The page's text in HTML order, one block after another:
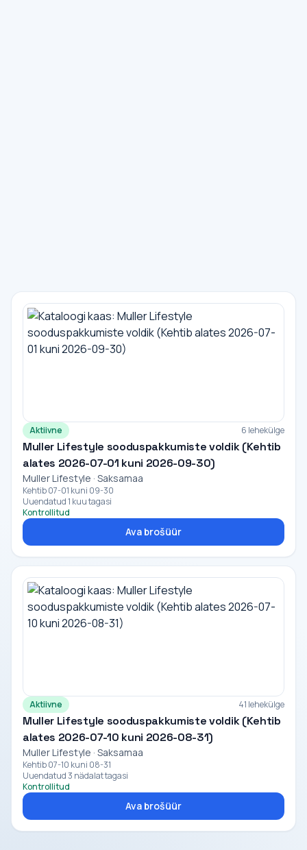
Aktiivne 6 lehekülge
Muller Lifestyle sooduspakkumiste voldik (Kehtib
alates 2026-07-01 kuni 2026-09-30)
Muller Lifestyle · Saksamaa
Kehtib 07-01 kuni 09-30
Uuendatud 1 kuu tagasi
Kontrollitud
Ava brošüür
Aktiivne 41 lehekülge
Muller Lifestyle sooduspakkumiste voldik (Kehtib
alates 2026-07-10 kuni 2026-08-31)
Muller Lifestyle · Saksamaa
Kehtib 07-10 kuni 08-31
Uuendatud 3 nädalat tagasi
Kontrollitud
Ava brošüür